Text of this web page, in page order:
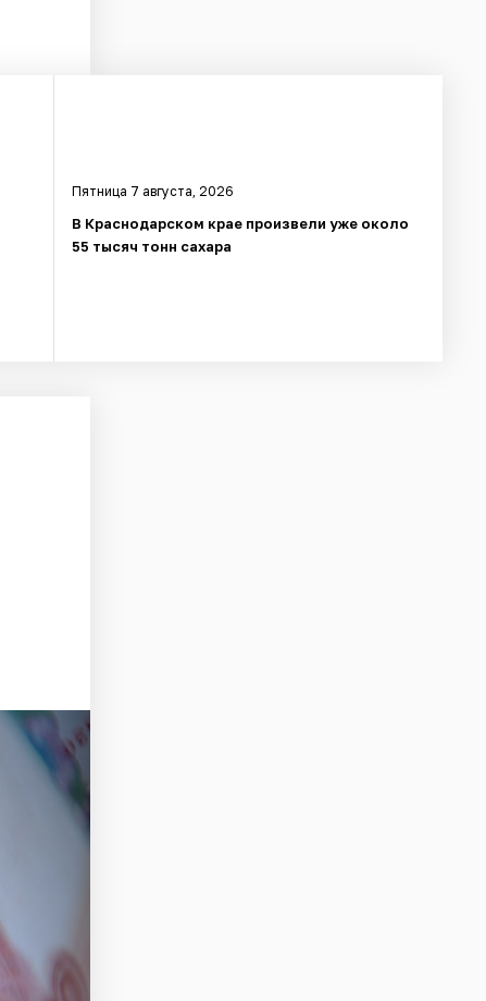
Пятница 7 августа, 2026
В Краснодарском крае произвели уже около
55 тысяч тонн сахара